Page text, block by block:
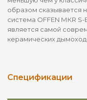
образом сказывается
система OFFEN МКR S-
является самой
керамических
Спецификации